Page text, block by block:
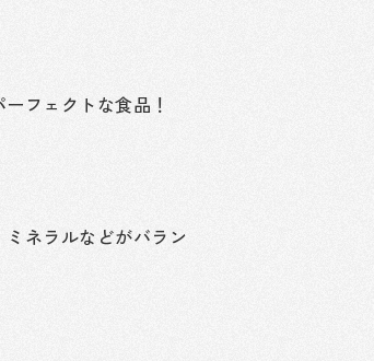
フェクトな食品！
ネラルなどがバラン